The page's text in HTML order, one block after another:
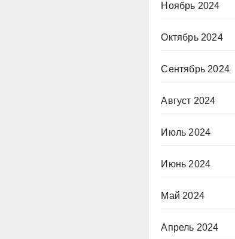
Ноябрь 2024
Октябрь 2024
Сентябрь 2024
Август 2024
Июль 2024
Июнь 2024
Май 2024
Апрель 2024